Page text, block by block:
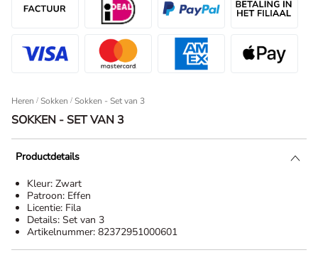
Heren / Sokken Sokken - Set van 3
SOKKEN - SET VAN 3
Productdetails
Kleur: Zwart
Patroon: Effen
Licentie: Fila
Details: Set van 3
Artikelnummer: 82372951000601